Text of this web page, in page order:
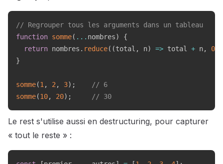
// Regrouper tous les arguments dans un tableau
function somme( ... nombres)
{
return nombres . reduce( (total , n) => total + n, 0
}
somme(1 , 2 , 3) ;
// 6
somme(10, 20) ; // 30
Le rest s'utilise aussi en destructuring, pour capturer
« tout le reste » :